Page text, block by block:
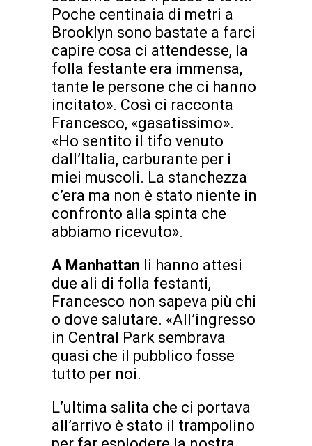
Poche centinaia di metri a
Brooklyn sono bastate a farci
capire cosa ci attendesse, la
folla festante era immensa,
tante le persone che ci hanno
incitato». Così ci racconta
Francesco, «gasatissimo».
«Ho sentito il tifo venuto
dall’Italia, carburante per i
miei muscoli. La stanchezza
c’era ma non è stato niente in
confronto alla spinta che
abbiamo ricevuto».
A Manhattan li hanno attesi
due ali di folla festanti,
Francesco non sapeva più chi
o dove salutare. «All’ingresso
in Central Park sembrava
quasi che il pubblico fosse
tutto per noi.
L’ultima salita che ci portava
all’arrivo è stato il trampolino